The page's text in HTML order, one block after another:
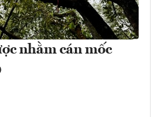
nhằm cán mốc